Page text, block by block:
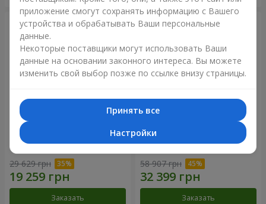
301 красная роза
29 629 грн
Заказать
501 красная роза
58 907 грн
Заказать
приложение смогут сохранять информацию с Вашего
устройства и обрабатывать Ваши персональные
данные.
Некоторые поставщики могут использовать Ваши
данные на основании законного интереса. Вы можете
изменить свой выбор позже по ссылке внизу страницы.
Принять все
Настройки